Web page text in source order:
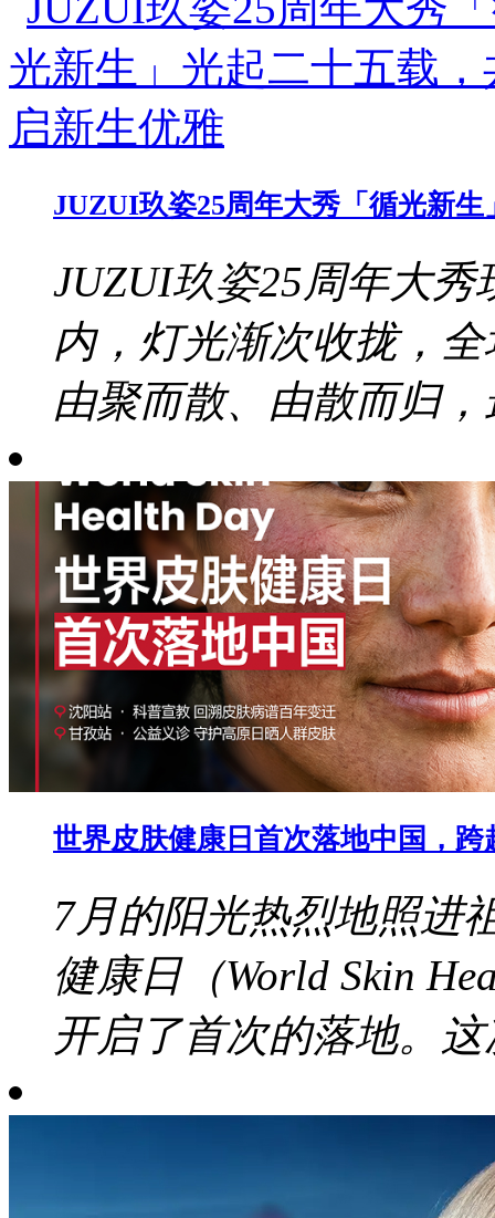
JUZUI玖姿25周年大秀「循光新
JUZUI玖姿25周年大秀
内，灯光渐次收拢，
由聚而散、由散而归
世界皮肤健康日首次落地中国，
7月的阳光热烈地照进
健康日（World Skin
开启了首次的落地。这